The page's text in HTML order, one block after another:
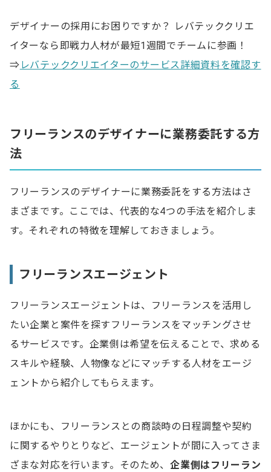
デザイナーの採用にお困りですか？ レバテッククリエ
イターなら即戦力人材が最短1週間でチームに参画！
⇒ レバテッククリエイターのサービス詳細資料を確認す
る
フリーランスのデザイナーに業務委託する方
法
フリーランスのデザイナーに業務委託をする方法はさ
まざまです。ここでは、代表的な4つの手法を紹介しま
す。それぞれの特徴を理解しておきましょう。
フリーランスエージェント
フリーランスエージェントは、フリーランスを活用し
たい企業と案件を探すフリーランスをマッチングさせ
るサービスです。企業側は希望を伝えることで、求める
スキルや経験、人物像などにマッチする人材をエージ
ェントから紹介してもらえます。
ほかにも、フリーランスとの商談時の日程調整や契約
に関するやりとりなど、エージェントが間に入ってさま
ざまな対応を行います。そのため、企業側は フリーラン